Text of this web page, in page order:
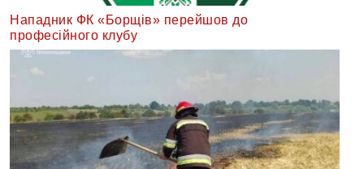
Нападник ФК «Борщів» перейшов до
професійного клубу